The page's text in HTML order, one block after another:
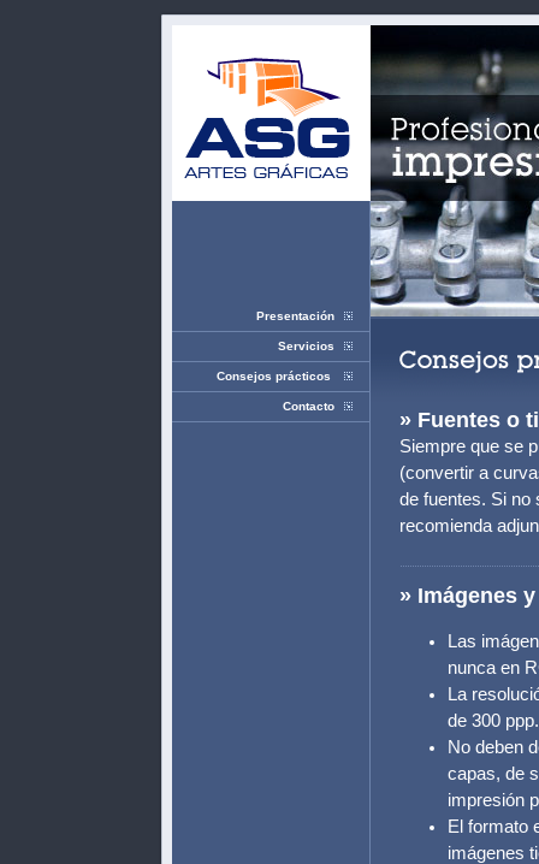
Presentación
Servicios
Consejos prácticos
Contacto
» Fuentes o
Siempre que se
(convertir a
de fuentes. Si no
recomienda
» Imágenes
Las
nunca en
La
de 300 ppp.
No deben
capas, de
impresión
El formato
imágenes